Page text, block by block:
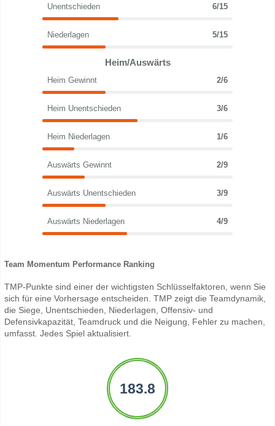
Unentschieden 6/15
Niederlagen 5/15
Heim/Auswärts
Heim Gewinnt 2/6
Heim Unentschieden 3/6
Heim Niederlagen 1/6
Auswärts Gewinnt 2/9
Auswärts Unentschieden 3/9
Auswärts Niederlagen 4/9
Team Momentum Performance Ranking
TMP-Punkte sind einer der wichtigsten Schlüsselfaktoren, wenn Sie
sich für eine Vorhersage entscheiden. TMP zeigt die Teamdynamik,
die Siege, Unentschieden, Niederlagen, Offensiv- und
Defensivkapazität, Teamdruck und die Neigung, Fehler zu machen,
umfasst. Jedes Spiel aktualisiert.
183.8